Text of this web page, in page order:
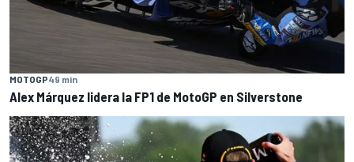
MOTOGP49 min
Alex Márquez lidera la FP1 de MotoGP en Silverstone